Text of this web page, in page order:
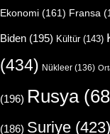
Ekonomi (161) Fransa
Biden (195) Kültür(143)
(434) Nükleer (136)
(196) Rusya
(186) Suriye (423)